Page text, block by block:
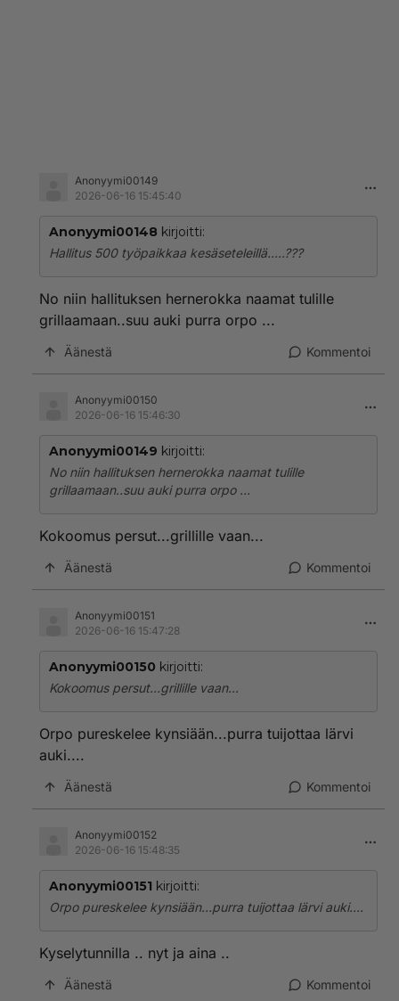
Anonyymi00149
2026-06-16 15:45:40
Anonyymi00148 kirjoitti:
Hallitus 500 työpaikkaa kesäseteleillä.....???
No niin hallituksen hernerokka naamat tulille
grillaamaan..suu auki purra orpo ...
Äänestä Kommentoi
Anonyymi00150
2026-06-16 15:46:30
Anonyymi00149 kirjoitti:
No niin hallituksen hernerokka naamat tulille
grillaamaan..suu auki purra orpo ...
Kokoomus persut...grillille vaan...
Äänestä Kommentoi
Anonyymi00151
2026-06-16 15:47:28
Anonyymi00150 kirjoitti:
Kokoomus persut...grillille vaan...
Orpo pureskelee kynsiään...purra tuijottaa lärvi
auki....
Äänestä Kommentoi
Anonyymi00152
2026-06-16 15:48:35
Anonyymi00151 kirjoitti:
Orpo pureskelee kynsiään...purra tuijottaa lärvi auki....
Kyselytunnilla .. nyt ja aina ..
Äänestä Kommentoi